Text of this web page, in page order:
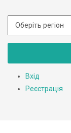
Вхід
Реєстрація